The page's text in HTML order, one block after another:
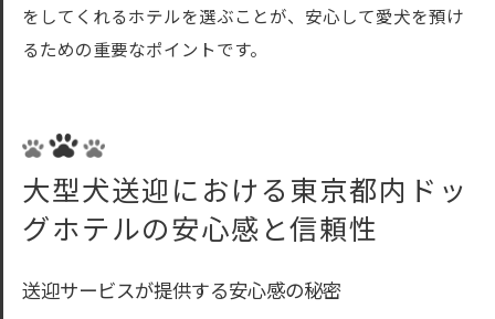
をしてくれるホテルを選ぶことが、安心して愛犬を預け
るための重要なポイントです。
大型犬送迎における東京都内ドッ
グホテルの安心感と信頼性
送迎サービスが提供する安心感の秘密